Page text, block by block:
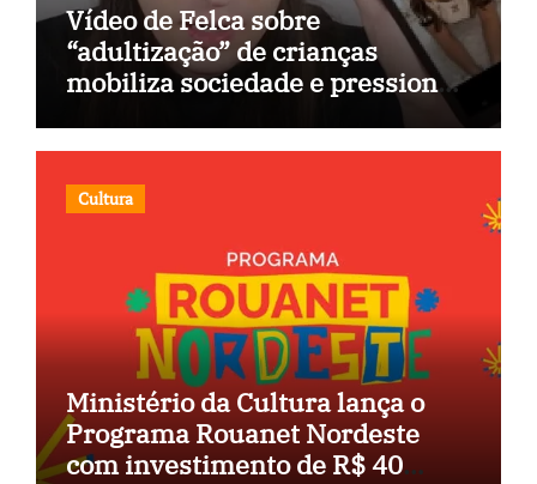
Vídeo de Felca sobre
“adultização” de crianças
mobiliza sociedade e pressiona
Cultura
Ministério da Cultura lança o
Programa Rouanet Nordeste
com investimento de R$ 40